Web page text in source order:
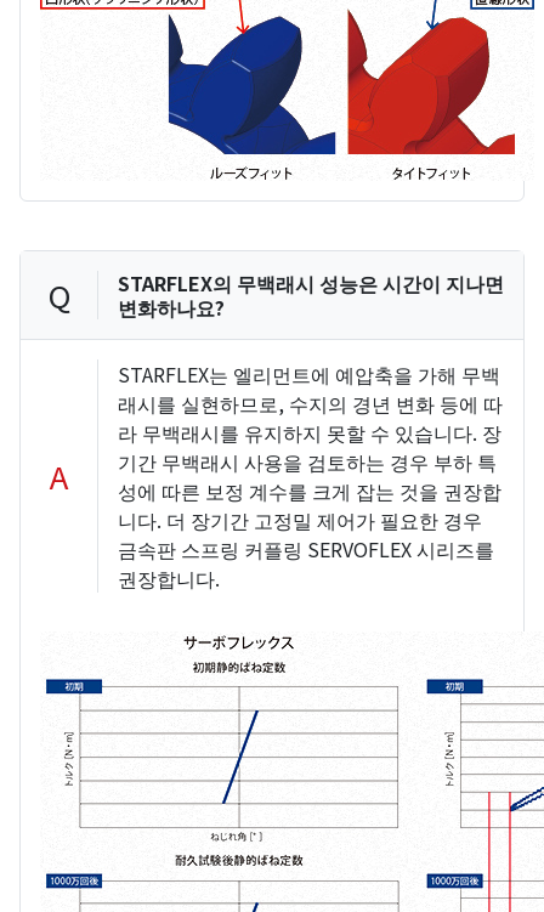
Q
STARFLEX의 무백래시 성능은 시간이 지나면
변화하나요?
A
STARFLEX는 엘리먼트에 예압축을 가해 무백
래시를 실현하므로, 수지의 경년 변화 등에 따
라 무백래시를 유지하지 못할 수 있습니다. 장
기간 무백래시 사용을 검토하는 경우 부하 특
성에 따른 보정 계수를 크게 잡는 것을 권장합
니다. 더 장기간 고정밀 제어가 필요한 경우
금속판 스프링 커플링 SERVOFLEX 시리즈를
권장합니다.